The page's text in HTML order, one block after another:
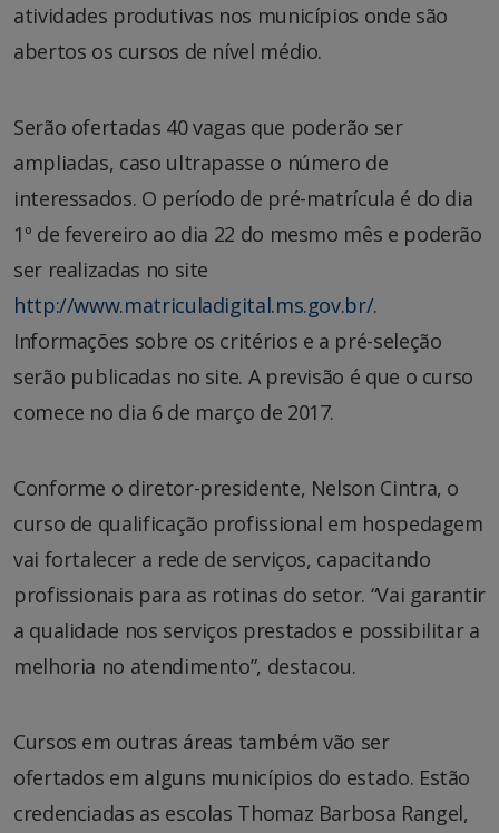
atividades produtivas nos municípios onde são
abertos os cursos de nível médio.
Serão ofertadas 40 vagas que poderão ser
ampliadas, caso ultrapasse o número de
interessados. O período de pré-matrícula é do dia
1º de fevereiro ao dia 22 do mesmo mês e poderão
ser realizadas no site
http://www.matriculadigital.ms.gov.br/.
Informações sobre os critérios e a pré-seleção
serão publicadas no site. A previsão é que o curso
comece no dia 6 de março de 2017.
Conforme o diretor-presidente, Nelson Cintra, o
curso de qualificação profissional em hospedagem
vai fortalecer a rede de serviços, capacitando
profissionais para as rotinas do setor. “Vai garantir
a qualidade nos serviços prestados e possibilitar a
melhoria no atendimento”, destacou.
Cursos em outras áreas também vão ser
ofertados em alguns municípios do estado. Estão
credenciadas as escolas Thomaz Barbosa Rangel,